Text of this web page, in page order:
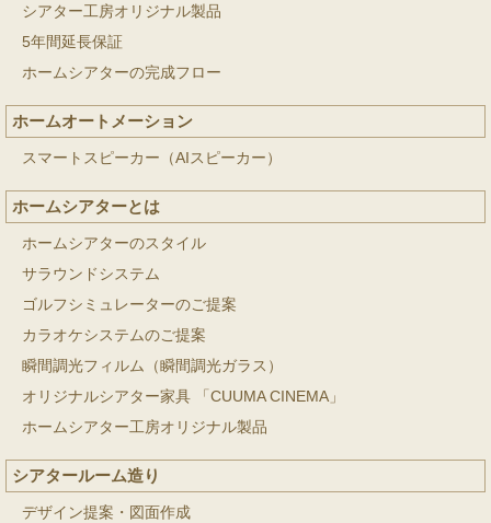
シアター工房オリジナル製品
5年間延長保証
ホームシアターの完成フロー
ホームオートメーション
スマートスピーカー（AIスピーカー）
ホームシアターとは
ホームシアターのスタイル
サラウンドシステム
ゴルフシミュレーターのご提案
カラオケシステムのご提案
瞬間調光フィルム（瞬間調光ガラス）
オリジナルシアター家具 「CUUMA CINEMA」
ホームシアター工房オリジナル製品
シアタールーム造り
デザイン提案・図面作成